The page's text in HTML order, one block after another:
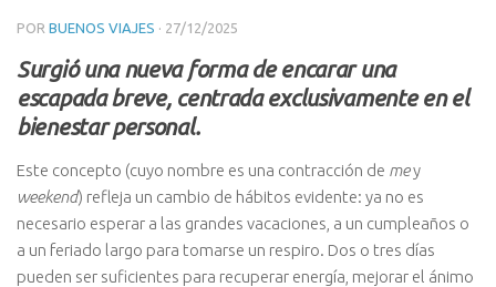
POR BUENOS VIAJES · 27/12/2025
Surgió una nueva forma de encarar una
escapada breve, centrada exclusivamente en el
bienestar personal.
Este concepto (cuyo nombre es una contracción de mey
weekend) refleja un cambio de hábitos evidente: ya no es
necesario esperar a las grandes vacaciones, a un cumpleaños o
a un feriado largo para tomarse un respiro. Dos o tres días
pueden ser suficientes para recuperar energía, mejorar el ánimo